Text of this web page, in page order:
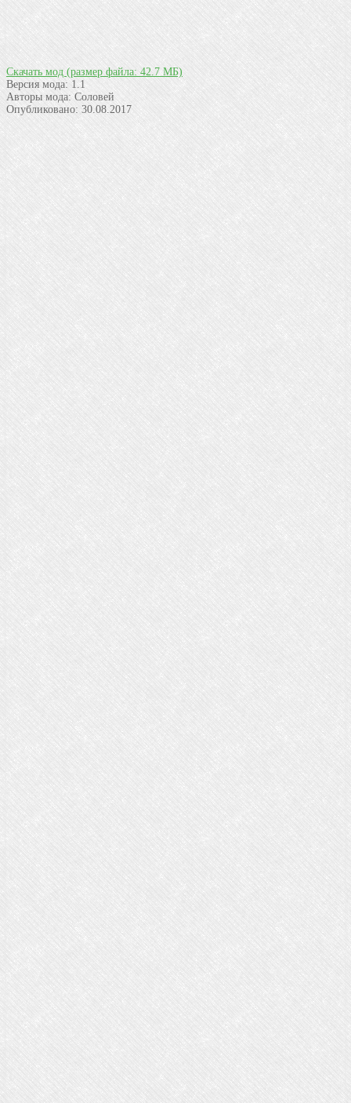
Скачать мод (размер файла: 42.7 МБ)
Версия мода: 1.1
Авторы мода: Соловей
Опубликовано: 30.08.2017